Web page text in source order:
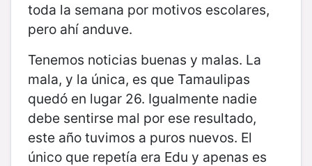
toda la semana por motivos escolares,
pero ahí anduve.
Tenemos noticias buenas y malas. La
mala, y la única, es que Tamaulipas
quedó en lugar 26. Igualmente nadie
debe sentirse mal por ese resultado,
este año tuvimos a puros nuevos. El
único que repetía era Edu y apenas es